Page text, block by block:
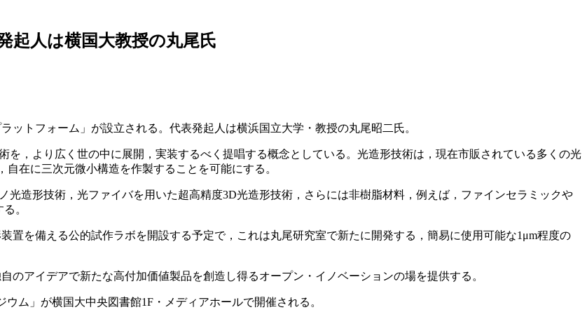
起人は横国大教授の丸尾氏
トフォーム」が設立される。代表発起人は横浜国立大学・教授の丸尾昭二氏。
を，より広く世の中に展開，実装するべく提唱する概念としている。光造形技術は，現在市販されている多くの光
在に三次元微小構造を作製することを可能にする。
造形技術，光ファイバを用いた超高精度3D光造形技術，さらには非樹脂材料，例えば，ファインセラミックや
。
置を備える公的試作ラボを開設する予定で，これは丸尾研究室で新たに開発する，簡易に使用可能な1μm程度の
のアイデアで新たな高付加価値製品を創造し得るオープン・イノベーションの場を提供する。
ム」が横国大中央図書館1F・メディアホールで開催される。